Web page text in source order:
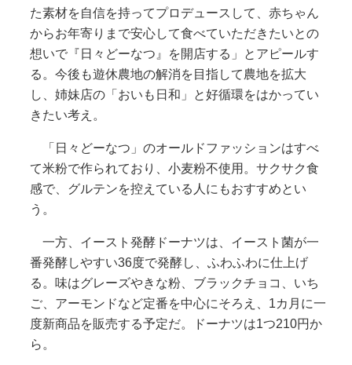
た素材を自信を持ってプロデュースして、赤ちゃん
からお年寄りまで安心して食べていただきたいとの
想いで『日々どーなつ』を開店する」とアピールす
る。今後も遊休農地の解消を目指して農地を拡大
し、姉妹店の「おいも日和」と好循環をはかってい
きたい考え。
「日々どーなつ」のオールドファッションはすべ
て米粉で作られており、小麦粉不使用。サクサク食
感で、グルテンを控えている人にもおすすめとい
う。
一方、イースト発酵ドーナツは、イースト菌が一
番発酵しやすい36度で発酵し、ふわふわに仕上げ
る。味はグレーズやきな粉、ブラックチョコ、いち
ご、アーモンドなど定番を中心にそろえ、1カ月に一
度新商品を販売する予定だ。ドーナツは1つ210円か
ら。